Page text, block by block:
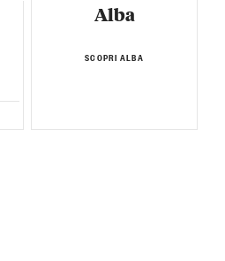
Alba
SCOPRI ALBA